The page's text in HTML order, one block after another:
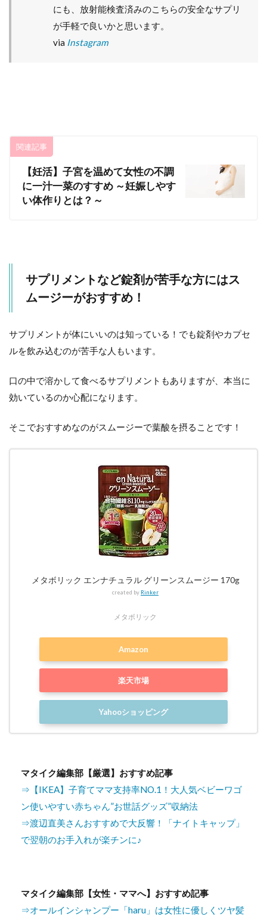
にも、放射能検査済みのこちらの安全なサプリ
が手軽で良いかと思います。
via Instagram
関連記事
【妊活】子宮を温めて女性の不調
に一汁一菜のすすめ ～妊娠しやす
い体作りとは？～
サプリメントなど錠剤が苦手な方にはス
ムージーがおすすめ！
サプリメントが体にいいのは知っている！でも錠剤やカプセ
ルを飲み込むのが苦手な人もいます。
口の中で溶かして食べるサプリメントもありますが、本当に
効いているのか心配になります。
そこでおすすめなのがスムージーで葉酸を摂ることです！
メタボリック エンナチュラル グリーンスムージー 170g
created by Rinker
メタボリック
Amazon
楽天市場
Yahooショッピング
マタイク編集部【厳選】おすすめ記事
⇒【IKEA】子育てママ支持率NO.1！大人気ベビーワゴ
ン使いやすい赤ちゃん”お世話グッズ”収納法
⇒渡辺直美さんおすすめで大反響！「ナイトキャップ」
で翌朝のお手入れが楽チンに♪
マタイク編集部【女性・ママへ】おすすめ記事
⇒オールインシャンプー「haru」は女性に優しくツヤ髪